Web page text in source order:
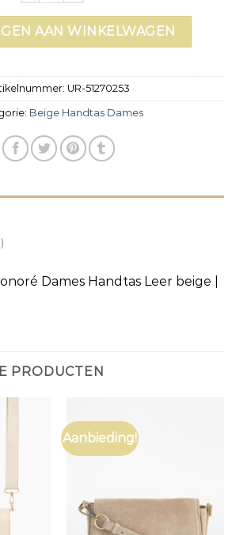
AAN WINKELWAGEN
UR-51270253
Beige Handtas Dames
Dames Handtas Leer beige |
PRODUCTEN
Aanbieding!